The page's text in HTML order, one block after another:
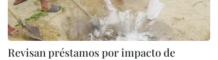
Revisan préstamos por impacto de